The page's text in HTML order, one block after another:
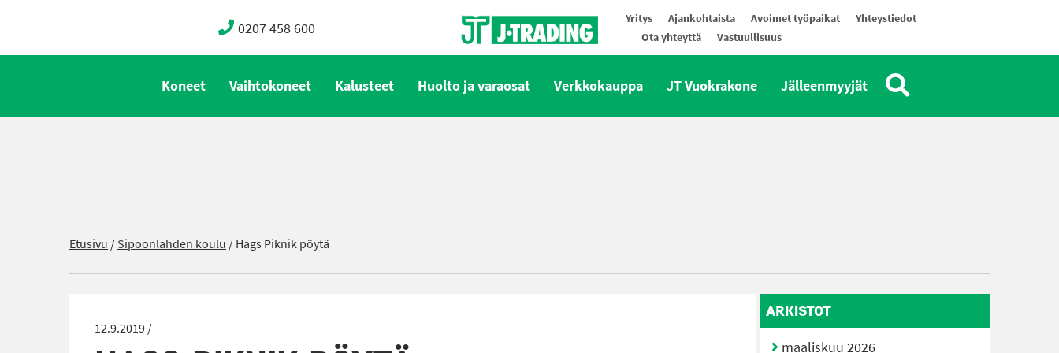
0207 458 600 Yritys Ajankohtaista Avoimet työpaikat
Yhteystiedot
Ota yhteyttä
Vastuullisuus
Koneet Vaihtokoneet Kalusteet Huolto ja varaosat Verkkokauppa JT Vuokrakone Jälleenmyyjät
Etusivu /Sipoonlahden koulu /Hags Piknik pöytä
12.9.2019 /
ARKISTOT
maaliskuu 2026